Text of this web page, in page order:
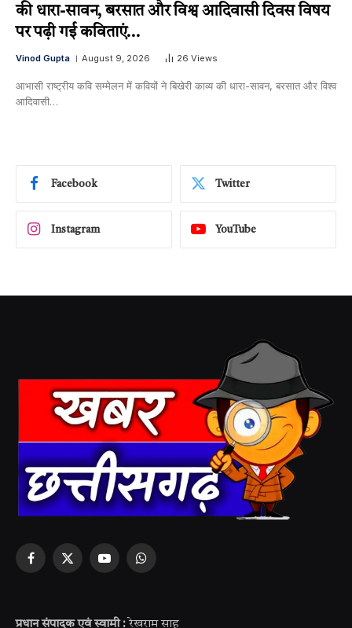
की धारा-सावन, बरसात और विश्व आदिवासी दिवस विषय
पर पढ़ी गई कविताएं…
Vinod Gupta August 9, 2026 26 Views
आभासी राष्ट्रीय कवि सम्मेलन में कवियों ने बिखेरी काव्य की धारा-सावन, बरसात और विश्व
आदिवासी…
Facebook Twitter
Instagram YouTube
Facebook
X
YouTubeWhatsApp
प्रधान संपादक एवं स्वामी : रेखराम साहू